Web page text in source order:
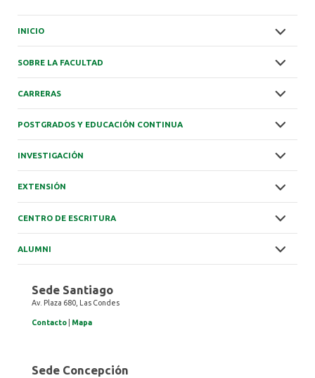
INICIO
SOBRE LA FACULTAD
CARRERAS
POSTGRADOS Y EDUCACIÓN CONTINUA
INVESTIGACIÓN
EXTENSIÓN
CENTRO DE ESCRITURA
ALUMNI
Sede Santiago
Av. Plaza 680, Las Condes
Contacto Mapa
Sede Concepción